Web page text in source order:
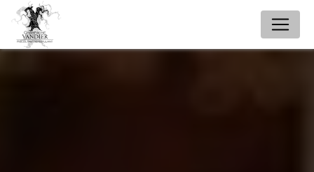
Panneau de gestion des cookies